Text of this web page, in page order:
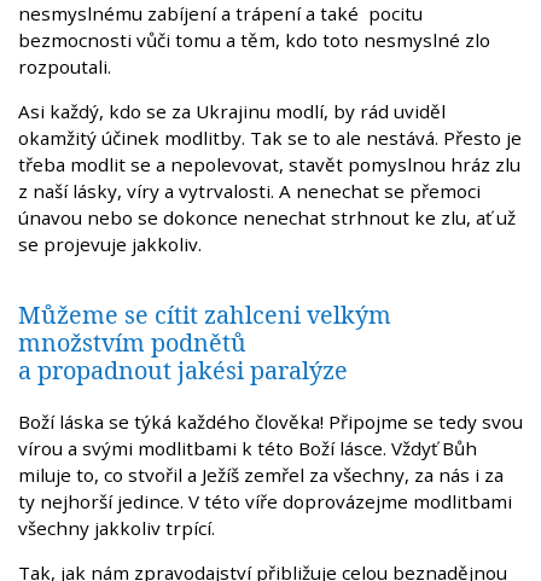
nesmyslnému zabíjení a trápení a také pocitu
bezmocnosti vůči tomu a těm, kdo toto nesmyslné zlo
rozpoutali.
Asi každý, kdo se za Ukrajinu modlí, by rád uviděl
okamžitý účinek modlitby. Tak se to ale nestává. Přesto je
třeba modlit se a nepolevovat, stavět pomyslnou hráz zlu
z naší lásky, víry a vytrvalosti. A nenechat se přemoci
únavou nebo se dokonce nenechat strhnout ke zlu, ať už
se projevuje jakkoliv.
Můžeme se cítit zahlceni velkým
množstvím podnětů
a propadnout jakési paralýze
Boží láska se týká každého člověka! Připojme se tedy svou
vírou a svými modlitbami k této Boží lásce. Vždyť Bůh
miluje to, co stvořil a Ježíš zemřel za všechny, za nás i za
ty nejhorší jedince. V této víře doprovázejme modlitbami
všechny jakkoliv trpící.
Tak, jak nám zpravodajství přibližuje celou beznadějnou